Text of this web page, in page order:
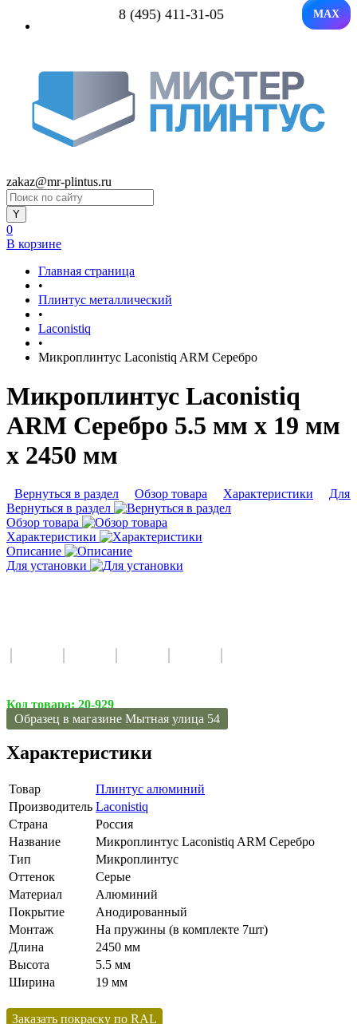
8 (495) 411-31-05 MAX
zakaz@mr-plintus.ru
0
В корзине
Главная страница
•
Плинтус металлический
•
Laconistiq
•
Микроплинтус Laconistiq ARM Серебро
Микроплинтус Laconistiq
ARM Серебро 5.5 мм x 19 мм
х 2450 мм
Вернуться в раздел Обзор товара Характеристики
Для
Вернуться в раздел
Обзор товара
Характеристики
Описание
Для установки
Код товара: 20-929
Образец в магазине Мытная улица 54
Характеристики
Товар
Плинтус алюминий
Производитель Laconistiq
Страна
Россия
Название
Микроплинтус Laconistiq ARM Серебро
Тип
Микроплинтус
Оттенок
Серые
Материал
Алюминий
Покрытие
Анодированный
Монтаж
На пружины (в комплекте 7шт)
Длина
2450 мм
Высота
5.5 мм
Ширина
19 мм
Заказать покраску по RAL